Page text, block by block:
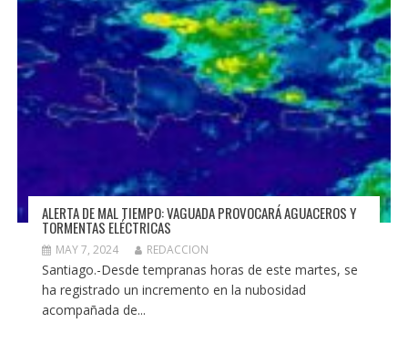
ALERTA DE MAL TIEMPO: VAGUADA PROVOCARÁ AGUACEROS Y
TORMENTAS ELÉCTRICAS
MAY 7, 2024 REDACCION
Santiago.-Desde tempranas horas de este martes, se
ha registrado un incremento en la nubosidad
acompañada de...